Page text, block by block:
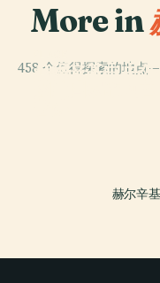
More in
458 个值得探索的地点
赫爾辛基中央公
PLACE
赫尔辛